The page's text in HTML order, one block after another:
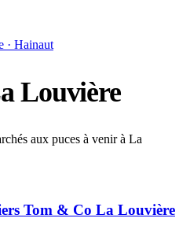
· Hainaut
Louvière
aux puces à venir à La
Tom & Co La Louvière